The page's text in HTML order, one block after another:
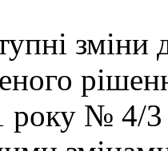
року № 4/